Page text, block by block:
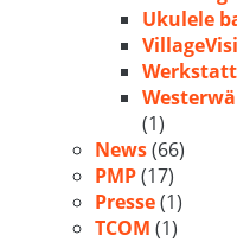
Ukulele
(1)
News(66)
PMP(17)
Presse(1)
TCOM (1)